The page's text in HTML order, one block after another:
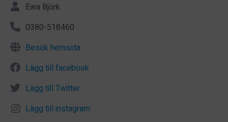
Ewa Björk
0380-518460
Besök hemsida
Lägg till facebook
Lägg till Twitter
Lägg till instagram